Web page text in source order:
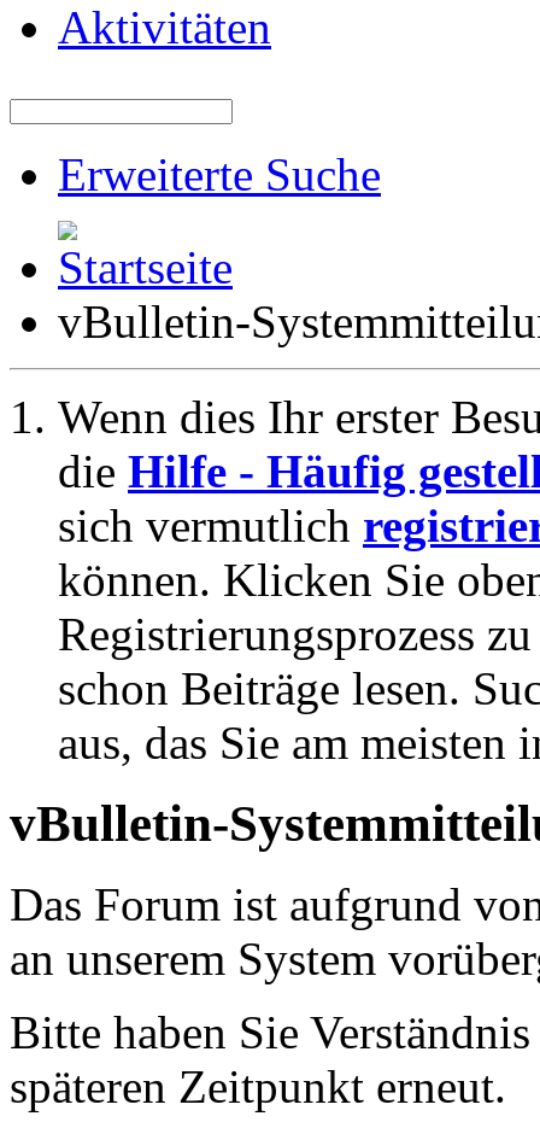
Aktivitäten
Erweiterte Suche
vBulletin-
Wenn dies Ihr erster
die Hilfe - Häufig
sich vermutlich
können. Klicken Sie
Registrierungsprozess
schon Beiträge lesen.
aus, das Sie am meisten
vBulletin-
Das Forum ist aufgrund
an unserem System
Bitte haben Sie
späteren Zeitpunkt erneut.